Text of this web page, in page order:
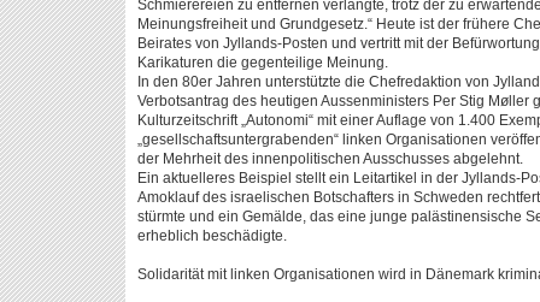
Schmierereien zu entfernen verlangte, trotz der zu
Meinungsfreiheit und Grundgesetz.“ Heute ist der frühere
Beirates von Jyllands-Posten und vertritt mit der
Karikaturen die gegenteilige Meinung.
In den 80er Jahren unterstützte die Chefredaktion von
Verbotsantrag des heutigen Aussenministers Per Stig Møller
Kulturzeitschrift „Autonomi“ mit einer Auflage von 1.400
„gesellschaftsuntergrabenden“ linken Organisationen
der Mehrheit des innenpolitischen Ausschusses abgelehnt.
Ein aktuelleres Beispiel stellt ein Leitartikel in der Jyllands-
Amoklauf des israelischen Botschafters in Schweden
stürmte und ein Gemälde, das eine junge palästinensische
erheblich beschädigte.
Solidarität mit linken Organisationen wird in Dänemark